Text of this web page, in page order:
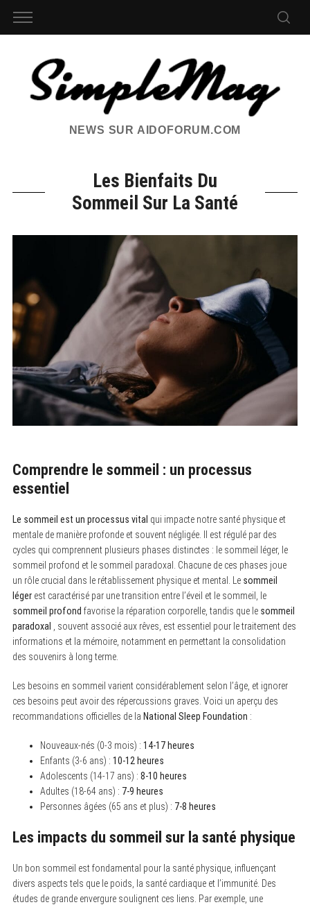
NEWS SUR AIDOFORUM.COM
Les Bienfaits Du
Sommeil Sur La Santé
Comprendre le sommeil : un processus
essentiel
Le sommeil est un processus vital qui impacte notre santé physique et
mentale de manière profonde et souvent négligée. Il est régulé par des
cycles qui comprennent plusieurs phases distinctes : le sommeil léger, le
sommeil profond et le sommeil paradoxal. Chacune de ces phases joue
un rôle crucial dans le rétablissement physique et mental. Le sommeil
léger est caractérisé par une transition entre l’éveil et le sommeil, le
sommeil profond favorise la réparation corporelle, tandis que le sommeil
paradoxal
, souvent associé aux rêves, est essentiel pour le traitement des
informations et la mémoire, notamment en permettant la consolidation
des souvenirs à long terme.
Les besoins en sommeil varient considérablement selon l’âge, et ignorer
ces besoins peut avoir des répercussions graves. Voici un aperçu des
recommandations officielles de la National Sleep Foundation :
Nouveaux-nés (0-3 mois) : 14-17 heures
Enfants (3-6 ans) : 10-12 heures
Adolescents (14-17 ans) : 8-10 heures
Adultes (18-64 ans) : 7-9 heures
Personnes âgées (65 ans et plus) : 7-8 heures
Les impacts du sommeil sur la santé physique
Un bon sommeil est fondamental pour la santé physique, influençant
divers aspects tels que le poids, la santé cardiaque et l’immunité. Des
études de grande envergure soulignent ces liens. Par exemple, une